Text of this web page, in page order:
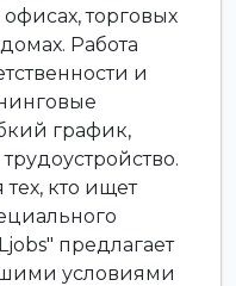
торговых
Работа
и
график,
кто ищет
предлагает
условиями